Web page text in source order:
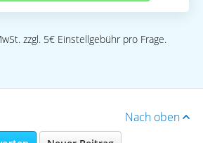
zzgl. 5€ Einstellgebühr pro Frage.
Nach oben